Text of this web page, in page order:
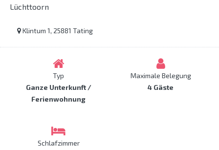
Lüchttoorn
Klintum 1, 25881 Tating
Typ
Ganze Unterkunft /
Ferienwohnung
Maximale Belegung
4 Gäste
Schlafzimmer